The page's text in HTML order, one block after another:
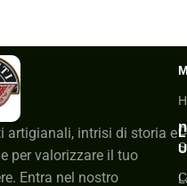
artigianali, intrisi di storia e
per valorizzare il tuo
Entra nel nostro